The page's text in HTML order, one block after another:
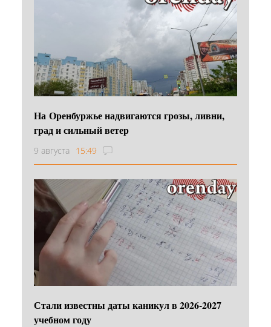
На Оренбуржье надвигаются грозы, ливни,
град и сильный ветер
9 августа 15:49
Стали известны даты каникул в 2026-2027
учебном году